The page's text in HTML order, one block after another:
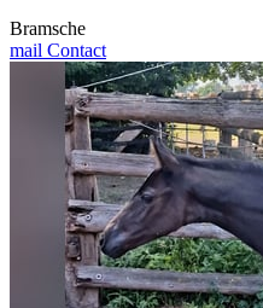
Bramsche
mail Contact